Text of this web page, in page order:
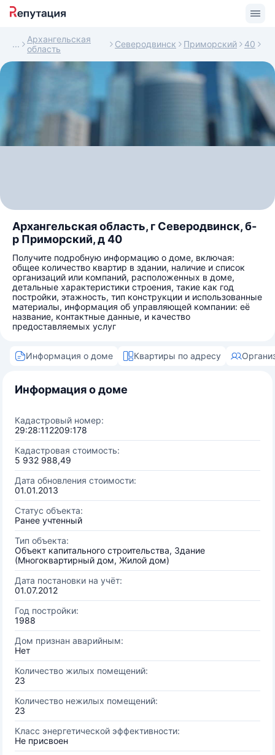
Архангельская
область
Северодвинск Приморский 40
Архангельская область, г Северодвинск, б-
р Приморский, д 40
Получите подробную информацию о доме, включая:
общее количество квартир в здании, наличие и список
организаций или компаний, расположенных в доме,
детальные характеристики строения, такие как год
постройки, этажность, тип конструкции и использованные
материалы, информация об управляющей компании: её
название, контактные данные, и качество
предоставляемых услуг
Информация о доме Квартиры по адресу
Информация о доме
Кадастровый номер:
29:28:112209:178
Кадастровая стоимость:
5 932 988,49
Дата обновления стоимости:
01.01.2013
Статус объекта:
Ранее учтенный
Тип объекта:
Объект капитального строительства, Здание
(Многоквартирный дом, Жилой дом)
Дата постановки на учёт:
01.07.2012
Год постройки:
1988
Дом признан аварийным:
Нет
Количество жилых помещений:
23
Количество нежилых помещений:
23
Класс энергетической эффективности:
Не присвоен